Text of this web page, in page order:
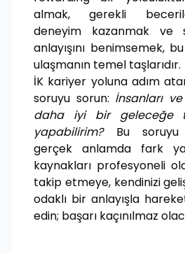
almak, gerekli
deneyim kazanmak ve
anlayışını benimsemek,
ulaşmanın temel taşlarıdır.
İK kariyer yoluna adım
soruyu sorun: İnsanları
daha iyi bir geleceğe
yapabilirim?Bu soruyu
gerçek anlamda fark
kaynakları profesyoneli
takip etmeye, kendinizi
odaklı bir anlayışla
edin; başarı kaçınılmaz